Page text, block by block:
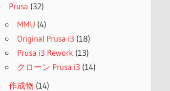
Prusa (32)
MMU (4)
Original Prusa i3 (18)
Prusa i3 Rework (13)
クローン Prusa i3 (14)
作成物 (14)